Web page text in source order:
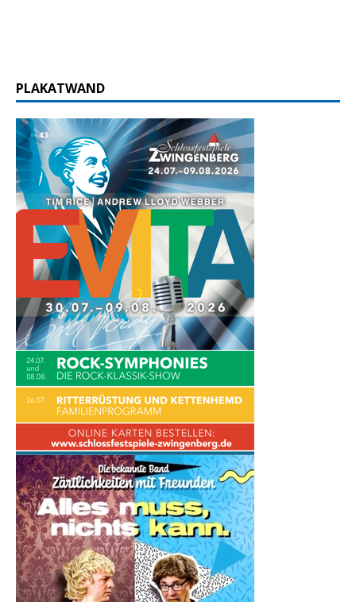
PLAKATWAND